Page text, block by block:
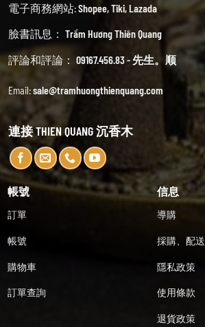
電子商務網站:Shopee,Tiki,Lazada
臉書訊息： Trầm Hương Thiên Quang
評論和評論： 09167.456.83 - 先生。顺
Email:sale@tramhuongthienquang.com
連接 THIEN QUANG 沉香木
帳號
訂單
帳號
購物車
訂單查詢
信息
導購
採購、配送
隱私政策
使用條款
退貨政策